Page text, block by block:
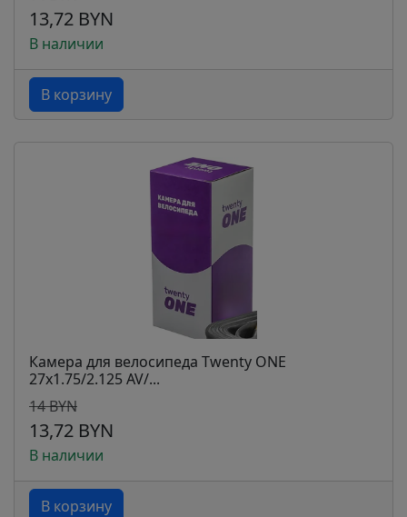
13,72 BYN
В наличии
В корзину
Камера для велосипеда Twenty ONE
27х1.75/2.125 AV/...
14 BYN
13,72 BYN
В наличии
В корзину